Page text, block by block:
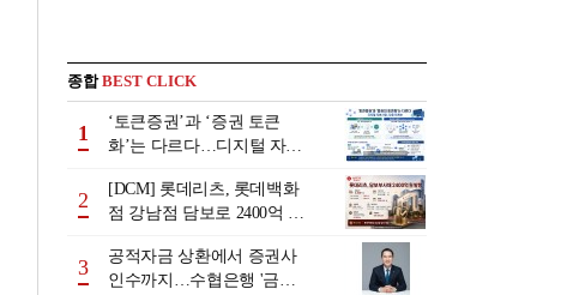
종합BEST CLICK
1
‘토큰증권’과 ‘증권 토큰
화’는 다르다…디지털 자본
2
[DCM] 롯데리츠, 롯데백화
점 강남점 담보로 2400억 조
3
공적자금 상환에서 증권사
인수까지…수협은행 '금융